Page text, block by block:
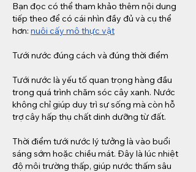
Bạn đọc có thể tham khảo thêm nội dung
tiếp theo để có cái nhìn đầy đủ và cụ thể
hơn: nuôi cấy mô thực vật
Tưới nước đúng cách và đúng thời điểm
Tưới nước là yếu tố quan trọng hàng đầu
trong quá trình chăm sóc cây xanh. Nước
không chỉ giúp duy trì sự sống mà còn hỗ
trợ cây hấp thụ chất dinh dưỡng từ đất.
Thời điểm tưới nước lý tưởng là vào buổi
sáng sớm hoặc chiều mát. Đây là lúc nhiệt
độ môi trường thấp, giúp nước thấm sâu